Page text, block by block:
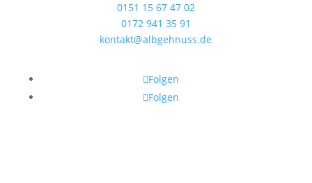
0151 15 67 47 02
0172 941 35 91
kontakt@albgehnuss.de
Folgen
Folgen